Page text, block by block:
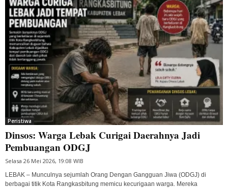
Peristiwa
Dinsos: Warga Lebak Curigai Daerahnya Jadi
Pembuangan ODGJ
Selasa 26 Mei 2026, 19:08 WIB
LEBAK – Munculnya sejumlah Orang Dengan Gangguan Jiwa (ODGJ) di
berbagai titik Kota Rangkasbitung memicu kecurigaan warga. Mereka